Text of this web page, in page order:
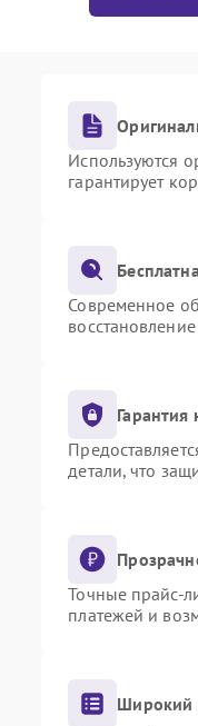
Используются
гарантирует
Современное
Гарантия
детали, что
Точные прайс-
платежей и
Широкий